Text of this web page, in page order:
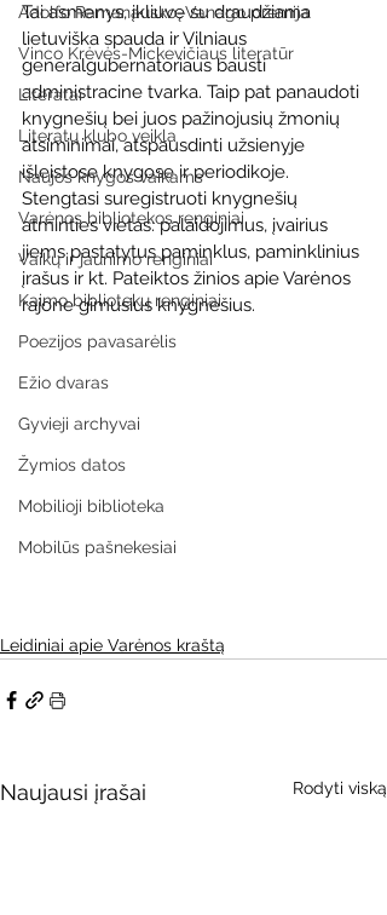
Adolfo Ramanausko–Vanago premija
Vinco Krėvės-Mickevičiaus literatūr
Literatai
Literatų klubo veikla
Naujos knygos vaikams
Varėnos bibliotekos renginiai
Vaikų ir jaunimo renginiai
Kaimo bibliotekų renginiai
Poezijos pavasarėlis
Ežio dvaras
Gyvieji archyvai
Žymios datos
Mobilioji biblioteka
Mobilūs pašnekesiai
Tai asmenys, įkliuvę su draudžiama
lietuviška spauda ir Vilniaus
generalgubernatoriaus bausti
administracine tvarka. Taip pat panaudoti
knygnešių bei juos pažinojusių žmonių
atsiminimai, atspausdinti užsienyje
išleistose knygose ir periodikoje.
Stengtasi suregistruoti knygnešių
atminties vietas: palaidojimus, įvairius
jiems pastatytus paminklus, paminklinius
įrašus ir kt. Pateiktos žinios apie Varėnos
rajone gimusius knygnešius.
Leidiniai apie Varėnos kraštą
Naujausi įrašai Rodyti viską